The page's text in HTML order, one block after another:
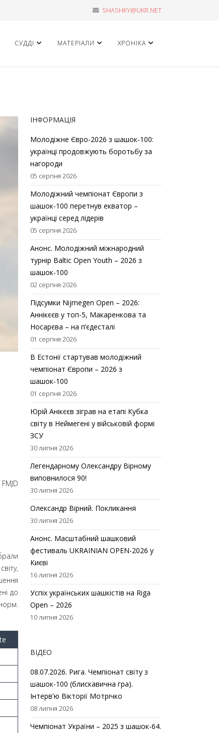
SHASHKY@UKR.NET
СУДДІ МАТЕРІАЛИ ХРОНІКА
до
ІНФОРМАЦІЯ
Молодіжне Євро-2026 з шашок-100:
українці продовжують боротьбу за
нагороди
05 серпня 2026
Молодіжний чемпіонат Європи з
шашок-100 перетнув екватор –
українці серед лідерів
05 серпня 2026
Анонс. Молодіжний міжнародний
турнір Baltic Open Youth – 2026 з
шашок-100
02 серпня 2026
Підсумки Nijmegen Open – 2026:
Аннікєєв у топ-5, Макаренкова та
Носарєва – на п’єдесталі
01 серпня 2026
В Естонії стартував молодіжний
чемпіонат Європи – 2026 з
шашок-100
01 серпня 2026
Юрій Анікєєв зіграв на етапі Кубка
світу в Неймегені у військовій формі
ЗСУ
30 липня 2026
Легендарному Олександру Вірному
виповнилося 90!
30 липня 2026
Олександр Вірний. Покликання
30 липня 2026
Анонс. Масштабний шашковий
фестиваль UKRAINIAN OPEN-2026 у
Києві
16 липня 2026
Успіх українських шашкістів на Riga
Open – 2026
10 липня 2026
ВІДЕО
08.07.2026. Рига. Чемпіонат світу з
шашок-100 (блискавична гра).
Інтерв'ю Вікторії Мотрічко
08 липня 2026
Чемпіонат України – 2025 з шашок-64.